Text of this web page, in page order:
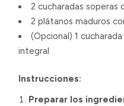
2 cucharadas
2 plátanos maduros
(Opcional) 1
integral
Instrucciones:
Preparar los